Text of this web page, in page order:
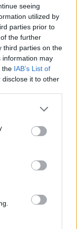
seeing
utilized by
parties prior to
the further
third parties on the
information may
the IAB’s List of
it to other
du jeu vidéo, avec
leurs pla…